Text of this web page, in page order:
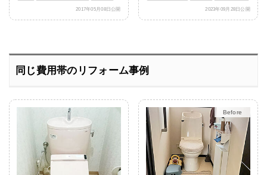
2017年05月08日公開 2023年09月28日公開
同じ費用帯のリフォーム事例
After